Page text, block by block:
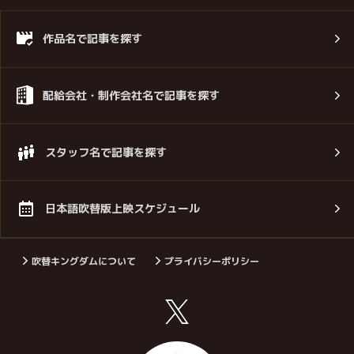
作品名で記事を探す
配給会社・制作会社名で記事を探す
スタッフ名で記事を探す
日本語吹替版上映スケジュール
吹替キングダムについて プライバシーポリシー